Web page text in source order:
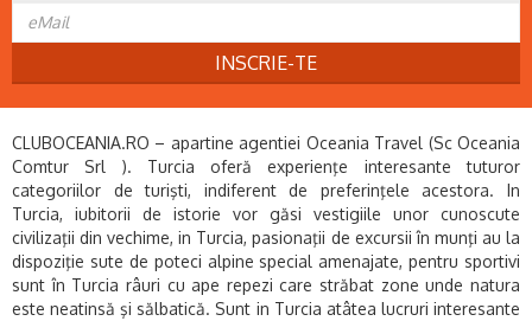
INSCRIE-TE
CLUBOCEANIA.RO – apartine agentiei Oceania Travel (Sc Oceania
Comtur Srl ). Turcia oferă experienţe interesante tuturor
categoriilor de turişti, indiferent de preferinţele acestora. In
Turcia, iubitorii de istorie vor găsi vestigiile unor cunoscute
civilizaţii din vechime, in Turcia, pasionaţii de excursii în munţi au la
dispoziţie sute de poteci alpine special amenajate, pentru sportivi
sunt în Turcia râuri cu ape repezi care străbat zone unde natura
este neatinsă şi sălbatică. Sunt in Turcia atâtea lucruri interesante